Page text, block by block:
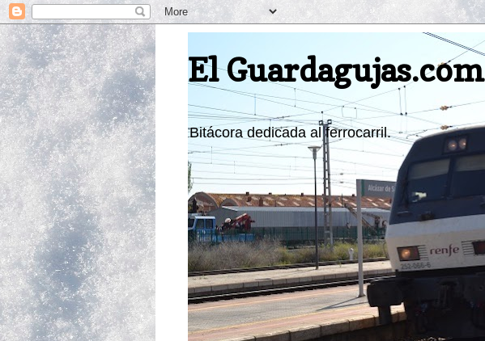
El Guardagujas.com
Bitácora dedicada al ferrocarril.